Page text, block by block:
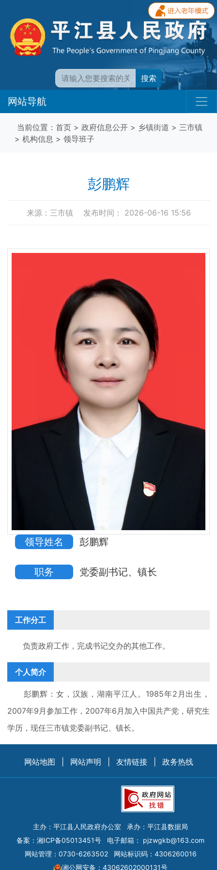
搜索
网站导航
当前位置： 首页 > 政府信息公开 > 乡镇街道 > 三市镇
> 机构信息 > 领导班子
彭鹏辉
来源：三市镇 发布时间： 2026-06-16 15:56
领导姓名 彭鹏辉
职务 党委副书记、镇长
工作分工
负责政府工作，完成书记交办的其他工作。
个人简介
彭鹏辉：女，汉族，湖南平江人。1985年2月出生，
2007年9月参加工作，2007年6月加入中国共产党，研究生
学历，现任三市镇党委副书记、镇长。
网站地图 网站声明 友情链接 政务热线
主办：平江县人民政府办公室
承办：平江县数据局
备案： 湘ICP备05013451号 电子邮箱： pjzwgkb@163.com
网站管理：0730-6263502
网站标识码：4306260016
湘公网安备：43062602000131号